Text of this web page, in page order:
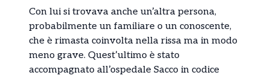
Con lui si trovava anche un’altra persona,
probabilmente un familiare o un conoscente,
che è rimasta coinvolta nella rissa ma in modo
meno grave. Quest’ultimo è stato
accompagnato all’ospedale Sacco in codice